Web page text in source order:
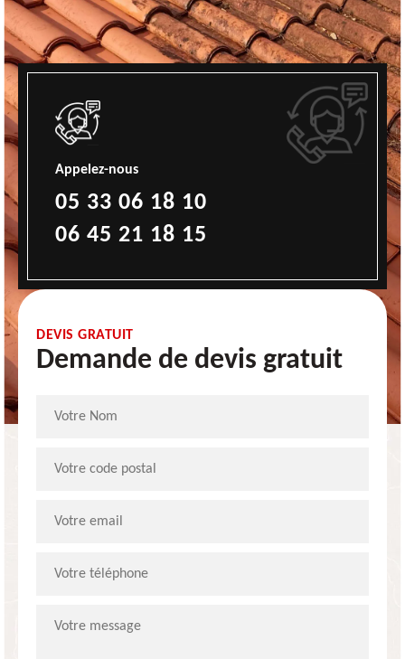
Appelez-nous
05 33 06 18 10
06 45 21 18 15
DEVIS GRATUIT
Demande de devis gratuit